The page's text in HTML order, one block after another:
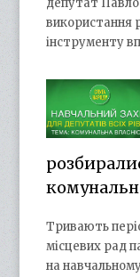
депутат Павло
використання
інструменту
Тривають
місцевих рад
на